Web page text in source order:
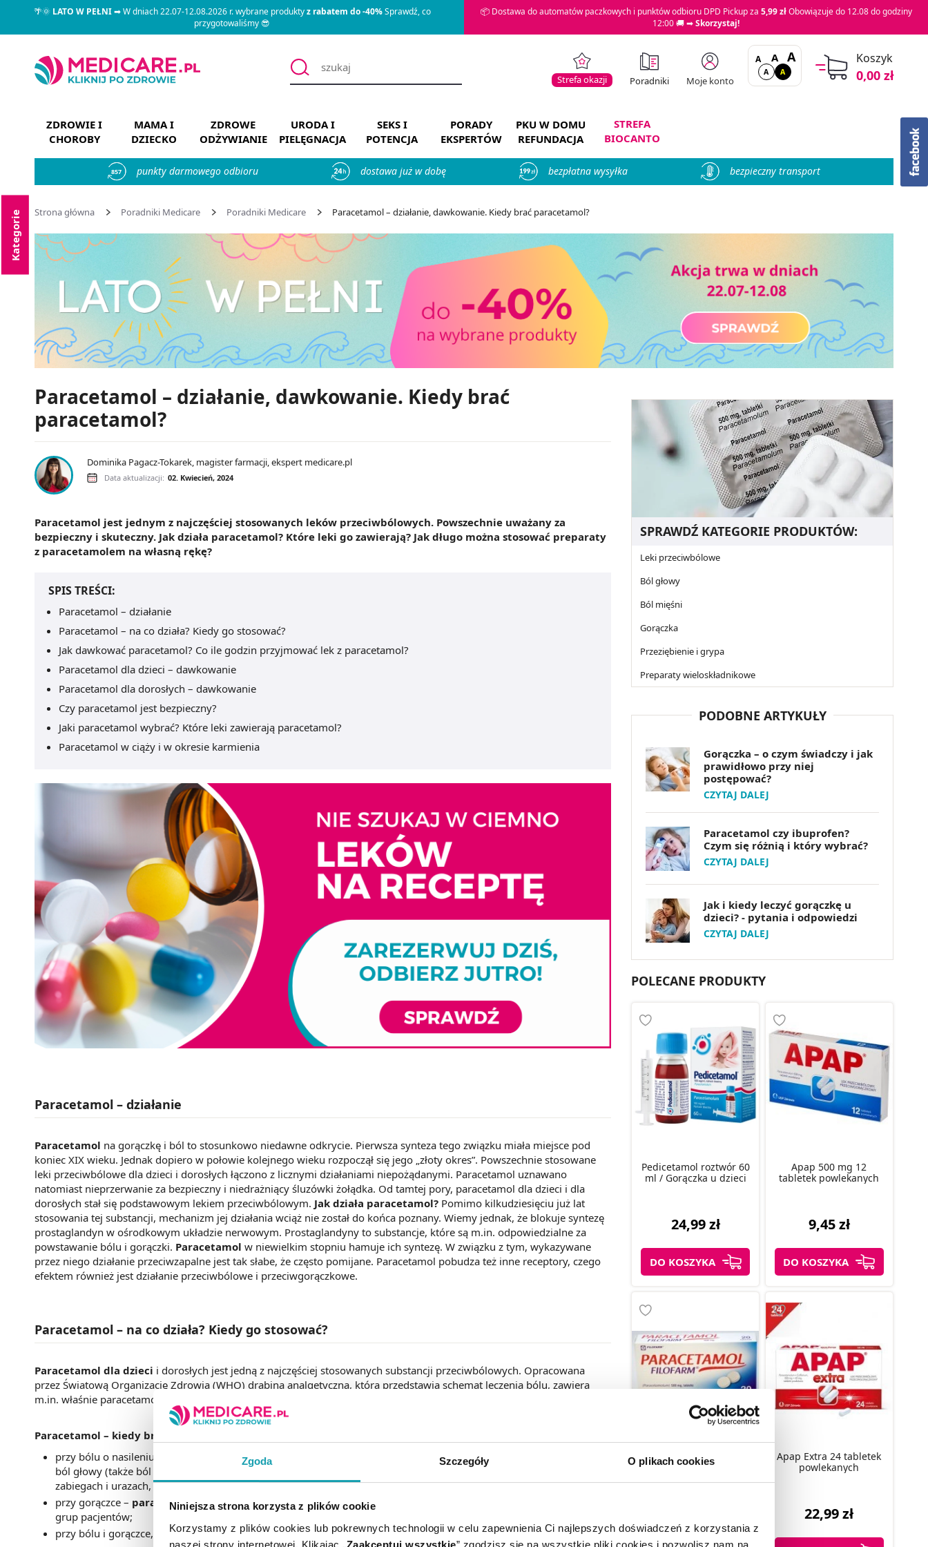
Zgoda Szczegóły O plikach cookies
Niniejsza strona korzysta z plików cookie
Korzystamy z plików cookies lub pokrewnych technologii w celu zapewnienia Ci najlepszych doświadczeń z korzystania z
naszej strony internetowej. Klikając „Zaakceptuj wszystkie” zgodzisz się na wszystkie pliki cookies i pozwolisz nam na
🌴🌞LATO W PEŁNI➡ W dniach 22.07-12.08.2026 r. wybrane produktyz rabatem do -40%Sprawdź, co
przygotowaliśmy 😎
📦 Dostawa do automatów paczkowych i punktów odbioru DPD Pickup za 5,99 złObowiązuje do 12.08 do godziny
12:00 🚚 ➡Skorzystaj!
Strefa okazji Poradniki Moje konto
A A A
A A
Koszyk
0,00 zł
ZDROWIE I
CHOROBY
MAMA I
DZIECKO
ZDROWE
ODŻYWIANIE
URODA I
PIELĘGNACJA
SEKS I
POTENCJA
PORADY
EKSPERTÓW
PKU W DOMU
REFUNDACJA
STREFA
BIOCANTO
857 punkty darmowego odbioru dostawa już w dobę bezpłatna wysyłka bezpieczny transport
Strona główna Poradniki Medicare Poradniki Medicare Paracetamol – działanie, dawkowanie. Kiedy brać paracetamol?
Kategorie
Paracetamol – działanie, dawkowanie. Kiedy brać
paracetamol?
Dominika Pagacz-Tokarek, magister farmacji, ekspert medicare.pl
Data aktualizacji: 02. Kwiecień, 2024
Paracetamol jest jednym z najczęściej stosowanych leków przeciwbólowych. Powszechnie uważany za
bezpieczny i skuteczny. Jak działa paracetamol? Które leki go zawierają? Jak długo można stosować preparaty
z paracetamolem na własną rękę?
SPIS TREŚCI:
Paracetamol – działanie
Paracetamol – na co działa? Kiedy go stosować?
Jak dawkować paracetamol? Co ile godzin przyjmować lek z paracetamol?
Paracetamol dla dzieci – dawkowanie
Paracetamol dla dorosłych – dawkowanie
Czy paracetamol jest bezpieczny?
Jaki paracetamol wybrać? Które leki zawierają paracetamol?
Paracetamol w ciąży i w okresie karmienia
Paracetamol – działanie
Paracetamol na gorączkę i ból to stosunkowo niedawne odkrycie. Pierwsza synteza tego związku miała miejsce pod
koniec XIX wieku. Jednak dopiero w połowie kolejnego wieku rozpoczął się jego „złoty okres”. Powszechnie stosowane
leki przeciwbólowe dla dzieci i dorosłych łączono z licznymi działaniami niepożądanymi. Paracetamol uznawano
natomiast nieprzerwanie za bezpieczny i niedrażniący śluzówki żołądka. Od tamtej pory, paracetamol dla dzieci i dla
dorosłych stał się podstawowym lekiem przeciwbólowym. Jak działa paracetamol? Pomimo kilkudziesięciu już lat
stosowania tej substancji, mechanizm jej działania wciąż nie został do końca poznany. Wiemy jednak, że blokuje syntezę
prostaglandyn w ośrodkowym układzie nerwowym. Prostaglandyny to substancje, które są m.in. odpowiedzialne za
powstawanie bólu i gorączki. Paracetamol w niewielkim stopniu hamuje ich syntezę. W związku z tym, wykazywane
przez niego działanie przeciwzapalne jest tak słabe, że często pomijane. Paracetamol pobudza też inne receptory, czego
efektem również jest działanie przeciwbólowe i przeciwgorączkowe.
Paracetamol – na co działa? Kiedy go stosować?
Paracetamol dla dzieci i dorosłych jest jedną z najczęściej stosowanych substancji przeciwbólowych. Opracowana
przez Światową Organizację Zdrowia (WHO) drabina analgetyczna, która przedstawia schemat leczenia bólu, zawiera
m.in. właśnie paracetamol. Jest on jednym z leków przeciwbólowych, zalecanych do stosowania w pierwszej kolejności.
Paracetamol – kiedy brać:
przy bólu o nasileniu łagodnym do umiarkowanego –
i dorosłych to skuteczny preparat na
ból głowy (także ból migrenowy i napięciowy), ból zęba, ból miesiączkowy, ból mięśniowy, stawowy, ból po
zabiegach i urazach, ból podczas ząbkowania;
przy gorączce – paracetamol na gorączkęjest powszechnie stosowany u małych dzieci, kobiet w ciąży i innych
grup pacjentów;
przy bólu i gorączce, występujących w przebiegu grypy i przeziębienia, a także po szczepieniu.
SPRAWDŹ KATEGORIE PRODUKTÓW:
Leki przeciwbólowe
Ból głowy
Ból mięśni
Gorączka
Przeziębienie i grypa
Preparaty wieloskładnikowe
PODOBNE ARTYKUŁY
Gorączka – o czym świadczy i jak
prawidłowo przy niej
postępować?
CZYTAJ DALEJ
Paracetamol czy ibuprofen?
Czym się różnią i który wybrać?
CZYTAJ DALEJ
Jak i kiedy leczyć gorączkę u
dzieci? - pytania i odpowiedzi
CZYTAJ DALEJ
POLECANE PRODUKTY
Pedicetamol roztwór 60
ml / Gorączka u dzieci
24,99 zł
DO KOSZYKA
Apap 500 mg 12
tabletek powlekanych
9,45 zł
DO KOSZYKA
Paracetamol 500 mg 20
tabl.
Apap Extra 24 tabletek
powlekanych
22,99 zł